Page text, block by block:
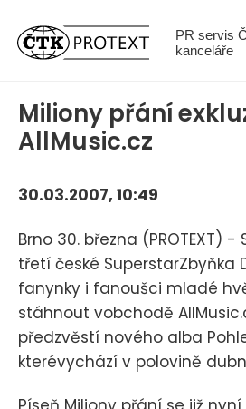
PR servis
kanceláře
Miliony přání
AllMusic.cz
30.03.2007, 10:49
Brno 30. března (PROTEXT)
třetí české SuperstarZbyňka
fanynky i fanoušci mladé
stáhnout vobchodě
předzvěstí nového alba
kterévychází v polovině